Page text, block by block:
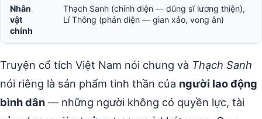
Nhân
vật
chính
Thạch Sanh (chính diện — dũng sĩ lương thiện),
Lí Thông (phản diện — gian xảo, vong ân)
Truyện cổ tích Việt Nam nói chung và Thạch Sanh
nói riêng là sản phẩm tinh thần của người lao động
bình dân — những người không có quyền lực, tài